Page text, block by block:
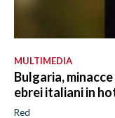
MULTIMEDIA
Bulgaria,
ebrei italiani in
Red